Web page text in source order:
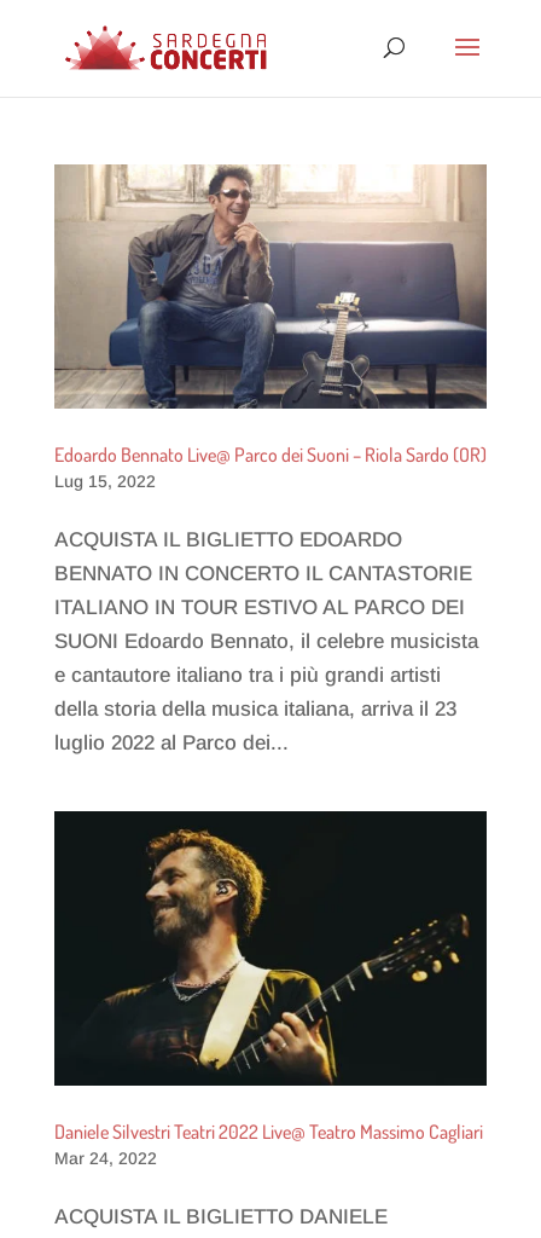
Edoardo Bennato Live@ Parco dei Suoni – Riola Sardo (OR)
Lug 15, 2022
ACQUISTA IL BIGLIETTO EDOARDO
BENNATO IN CONCERTO IL CANTASTORIE
ITALIANO IN TOUR ESTIVO AL PARCO DEI
SUONI Edoardo Bennato, il celebre musicista
e cantautore italiano tra i più grandi artisti
della storia della musica italiana, arriva il 23
luglio 2022 al Parco dei...
Daniele Silvestri Teatri 2022 Live@ Teatro Massimo Cagliari
Mar 24, 2022
ACQUISTA IL BIGLIETTO DANIELE